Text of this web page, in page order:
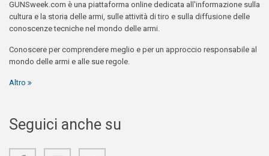
GUNSweek.com è una piattaforma online dedicata all'informazione sulla
cultura e la storia delle armi, sulle attività di tiro e sulla diffusione delle
conoscenze tecniche nel mondo delle armi.
Conoscere per comprendere meglio e per un approccio responsabile al
mondo delle armi e alle sue regole.
Altro
Seguici anche su